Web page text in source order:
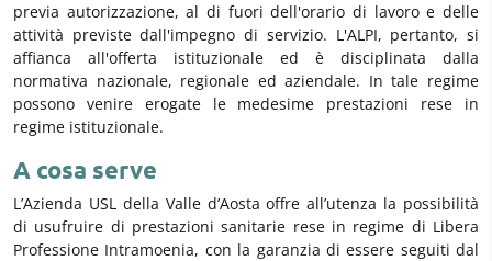
previa autorizzazione, al di fuori dell'orario di lavoro e delle
attività previste dall'impegno di servizio. L'ALPI, pertanto, si
affianca all'offerta istituzionale ed è disciplinata dalla
normativa nazionale, regionale ed aziendale. In tale regime
possono venire erogate le medesime prestazioni rese in
regime istituzionale.
A cosa serve
L’Azienda USL della Valle d’Aosta offre all’utenza la possibilità
di usufruire di prestazioni sanitarie rese in regime di Libera
Professione Intramoenia, con la garanzia di essere seguiti dal